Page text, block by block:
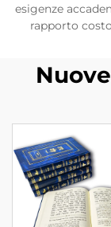
esigenze
rapporto